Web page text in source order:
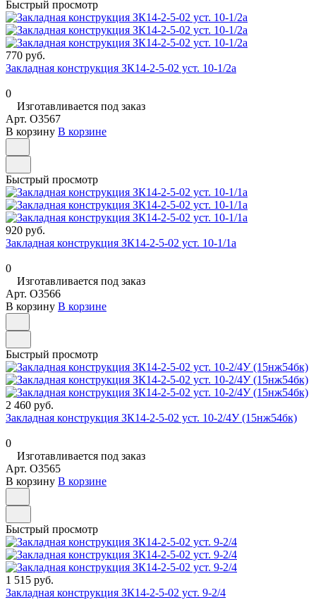
Быстрый просмотр
770 руб.
Закладная конструкция ЗК14-2-5-02 уст. 10-1/2а
0
Изготавливается под заказ
Арт. O3567
В корзину В корзине
Быстрый просмотр
920 руб.
Закладная конструкция ЗК14-2-5-02 уст. 10-1/1а
0
Изготавливается под заказ
Арт. O3566
В корзину В корзине
Быстрый просмотр
2 460 руб.
Закладная конструкция ЗК14-2-5-02 уст. 10-2/4У (15нж54бк)
0
Изготавливается под заказ
Арт. O3565
В корзину В корзине
Быстрый просмотр
1 515 руб.
Закладная конструкция ЗК14-2-5-02 уст. 9-2/4